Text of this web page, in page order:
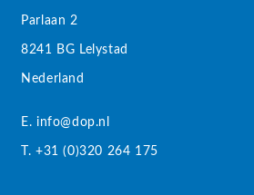
Parlaan 2
8241 BG Lelystad
Nederland
E. info@dop.nl
T. +31 (0)320 264 175